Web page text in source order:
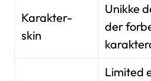
Karakter-
skin
Unikke
der
Limited